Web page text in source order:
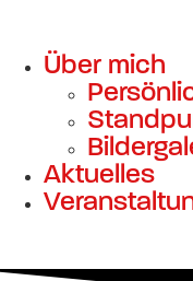
Über mich
Aktuelles